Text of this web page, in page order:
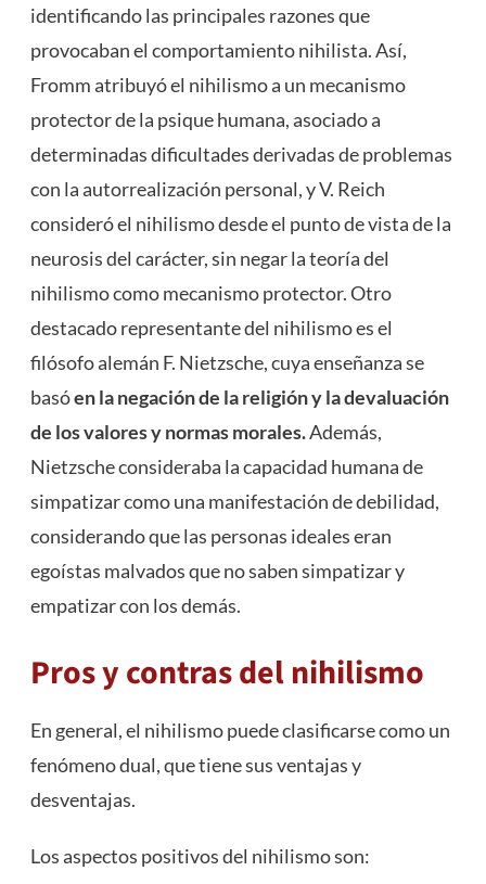
identificando las principales razones que
provocaban el comportamiento nihilista. Así,
Fromm atribuyó el nihilismo a un mecanismo
protector de la psique humana, asociado a
determinadas dificultades derivadas de problemas
con la autorrealización personal, y V. Reich
consideró el nihilismo desde el punto de vista de la
neurosis del carácter, sin negar la teoría del
nihilismo como mecanismo protector. Otro
destacado representante del nihilismo es el
filósofo alemán F. Nietzsche, cuya enseñanza se
basóen la negación de la religión y la devaluación
de los valores y normas morales.Además,
Nietzsche consideraba la capacidad humana de
simpatizar como una manifestación de debilidad,
considerando que las personas ideales eran
egoístas malvados que no saben simpatizar y
empatizar con los demás.
Pros y contras del nihilismo
En general, el nihilismo puede clasificarse como un
fenómeno dual, que tiene sus ventajas y
desventajas.
Los aspectos positivos del nihilismo son: